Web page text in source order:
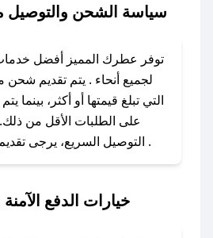
باستخدام تطبيق صحصح، يمكنك
الكوبون، تواصل معنا عبر تويتر
سياسة الشحن والتوصيل
توفر عطرك المميز أفضل
لجميع أنحاء . يتم تقديم
التي تبلغ قيمتها أو أكثر،
على الطلبات الأقل من
التوصيل السريع، يرجى تقديم طلبك قبل الساعة .
خيارات الدفع